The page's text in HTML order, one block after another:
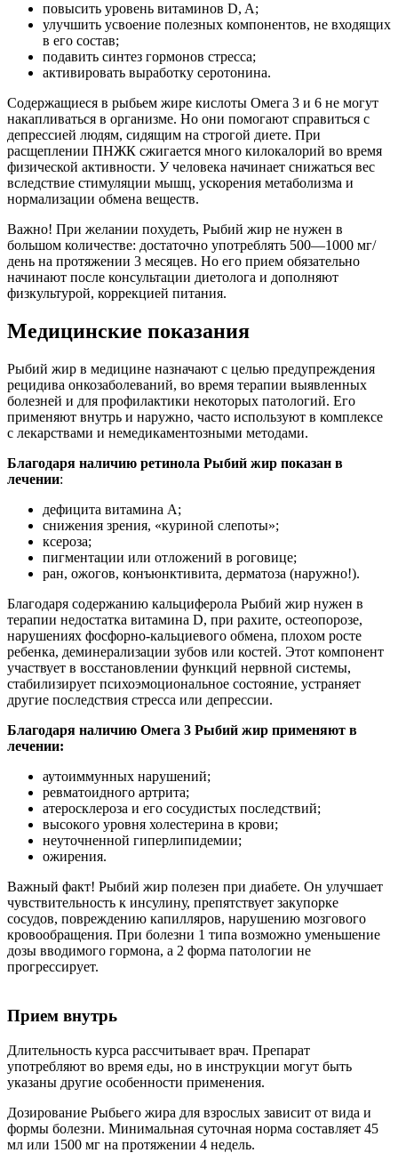
повысить уровень витаминов D, A;
улучшить усвоение полезных компонентов, не входящих
в его состав;
подавить синтез гормонов стресса;
активировать выработку серотонина.
Содержащиеся в рыбьем жире кислоты Омега 3 и 6 не могут
накапливаться в организме. Но они помогают справиться с
депрессией людям, сидящим на строгой диете. При
расщеплении ПНЖК сжигается много килокалорий во время
физической активности. У человека начинает снижаться вес
вследствие стимуляции мышц, ускорения метаболизма и
нормализации обмена веществ.
Важно! При желании похудеть, Рыбий жир не нужен в
большом количестве: достаточно употреблять 500―1000 мг/
день на протяжении 3 месяцев. Но его прием обязательно
начинают после консультации диетолога и дополняют
физкультурой, коррекцией питания.
Медицинские показания
Рыбий жир в медицине назначают с целью предупреждения
рецидива онкозаболеваний, во время терапии выявленных
болезней и для профилактики некоторых патологий. Его
применяют внутрь и наружно, часто используют в комплексе
с лекарствами и немедикаментозными методами.
Благодаря наличию ретинола Рыбий жир показан в
лечении:
дефицита витамина A;
снижения зрения, «куриной слепоты»;
ксероза;
пигментации или отложений в роговице;
ран, ожогов, конъюнктивита, дерматоза (наружно!).
Благодаря содержанию кальциферола Рыбий жир нужен в
терапии недостатка витамина D, при рахите, остеопорозе,
нарушениях фосфорно-кальциевого обмена, плохом росте
ребенка, деминерализации зубов или костей. Этот компонент
участвует в восстановлении функций нервной системы,
стабилизирует психоэмоциональное состояние, устраняет
другие последствия стресса или депрессии.
Благодаря наличию Омега 3 Рыбий жир применяют в
лечении:
аутоиммунных нарушений;
ревматоидного артрита;
атеросклероза и его сосудистых последствий;
высокого уровня холестерина в крови;
неуточненной гиперлипидемии;
ожирения.
Важный факт! Рыбий жир полезен при диабете. Он улучшает
чувствительность к инсулину, препятствует закупорке
сосудов, повреждению капилляров, нарушению мозгового
кровообращения. При болезни 1 типа возможно уменьшение
дозы вводимого гормона, а 2 форма патологии не
прогрессирует.
Прием внутрь
Длительность курса рассчитывает врач. Препарат
употребляют во время еды, но в инструкции могут быть
указаны другие особенности применения.
Дозирование Рыбьего жира для взрослых зависит от вида и
формы болезни. Минимальная суточная норма составляет 45
мл или 1500 мг на протяжении 4 недель.